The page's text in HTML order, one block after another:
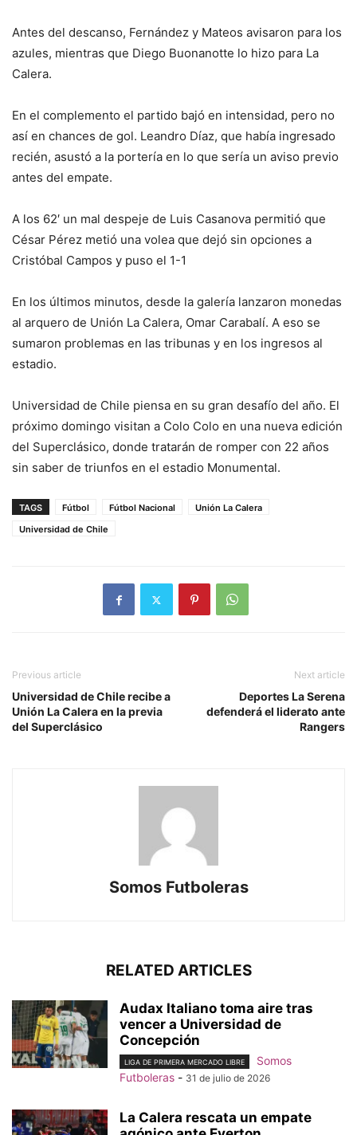
Antes del descanso, Fernández y Mateos avisaron para los
azules, mientras que Diego Buonanotte lo hizo para La
Calera.
En el complemento el partido bajó en intensidad, pero no
así en chances de gol. Leandro Díaz, que había ingresado
recién, asustó a la portería en lo que sería un aviso previo
antes del empate.
A los 62′ un mal despeje de Luis Casanova permitió que
César Pérez metió una volea que dejó sin opciones a
Cristóbal Campos y puso el 1-1
En los últimos minutos, desde la galería lanzaron monedas
al arquero de Unión La Calera, Omar Carabalí. A eso se
sumaron problemas en las tribunas y en los ingresos al
estadio.
Universidad de Chile piensa en su gran desafío del año. El
próximo domingo visitan a Colo Colo en una nueva edición
del Superclásico, donde tratarán de romper con 22 años
sin saber de triunfos en el estadio Monumental.
TAGS Fútbol Fútbol Nacional
Unión La Calera
Universidad de Chile
Previous article
Universidad de Chile recibe a
Unión La Calera en la previa
del Superclásico
Next article
Deportes La Serena
defenderá el liderato ante
Rangers
Somos Futboleras
RELATED ARTICLES
Audax Italiano toma aire tras
vencer a Universidad de
Concepción
LIGA DE PRIMERA MERCADO LIBRE
Somos
Futboleras - 31 de julio de 2026
La Calera rescata un empate